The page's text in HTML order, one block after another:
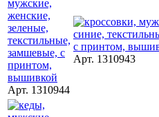
Арт. 1310944
Арт. 1310943